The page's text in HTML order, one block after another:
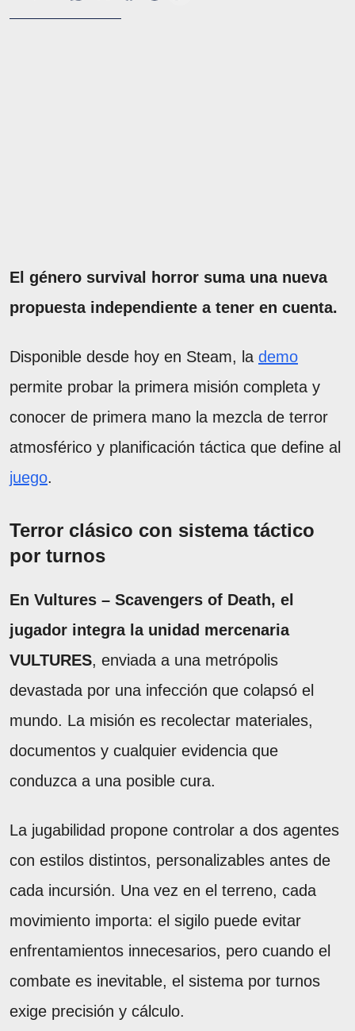
El género survival horror suma una nueva
propuesta independiente a tener en cuenta.
Disponible desde hoy en Steam, la demo
permite probar la primera misión completa y
conocer de primera mano la mezcla de terror
atmosférico y planificación táctica que define al
juego.
Terror clásico con sistema táctico
por turnos
En Vultures – Scavengers of Death, el
jugador integra la unidad mercenaria
VULTURES, enviada a una metrópolis
devastada por una infección que colapsó el
mundo. La misión es recolectar materiales,
documentos y cualquier evidencia que
conduzca a una posible cura.
La jugabilidad propone controlar a dos agentes
con estilos distintos, personalizables antes de
cada incursión. Una vez en el terreno, cada
movimiento importa: el sigilo puede evitar
enfrentamientos innecesarios, pero cuando el
combate es inevitable, el sistema por turnos
exige precisión y cálculo.